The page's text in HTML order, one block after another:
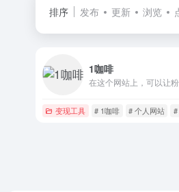
排序 发布 更新 浏览
1咖啡
在这个网站上，可以让
变现工具 # 1咖啡 # 个人网站